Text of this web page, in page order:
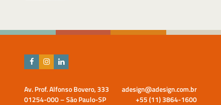
Av. Prof. Alfonso Bovero, 333
01254-000 – São Paulo-SP
adesign@adesign.com.br
+55 (11) 3864-1600